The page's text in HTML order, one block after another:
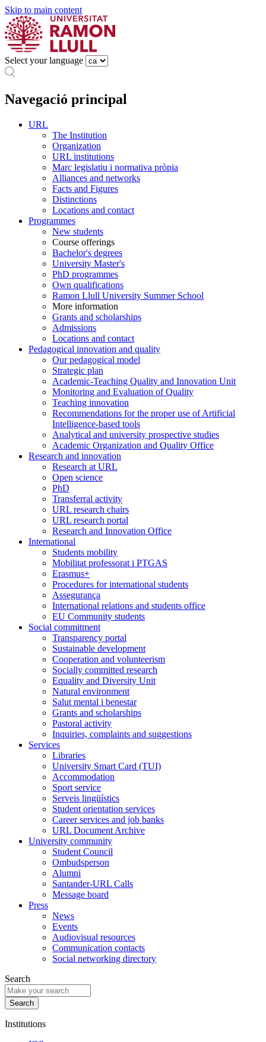
Skip to main content
Select your language
Navegació principal
URL
The Institution
Organization
URL institutions
Marc legislatiu i normativa pròpia
Alliances and networks
Facts and Figures
Distinctions
Locations and contact
Programmes
New students
Course offerings
Bachelor's degrees
University Master's
PhD programmes
Own qualifications
Ramon Llull University Summer School
More information
Grants and scholarships
Admissions
Locations and contact
Pedagogical innovation and quality
Our pedagogical model
Strategic plan
Academic-Teaching Quality and Innovation Unit
Monitoring and Evaluation of Quality
Teaching innovation
Recommendations for the proper use of Artificial
Intelligence-based tools
Analytical and university prospective studies
Academic Organization and Quality Office
Research and innovation
Research at URL
Open science
PhD
Transferral activity
URL research chairs
URL research portal
Research and Innovation Office
International
Students mobility
Mobilitat professorat i PTGAS
Erasmus+
Procedures for international students
Assegurança
International relations and students office
EU Community students
Social commitment
Transparency portal
Sustainable development
Cooperation and volunteerism
Socially committed research
Equality and Diversity Unit
Natural environment
Salut mental i benestar
Grants and scholarships
Pastoral activity
Inquiries, complaints and suggestions
Services
Libraries
University Smart Card (TUI)
Accommodation
Sport service
Serveis lingüístics
Student orientation services
Career services and job banks
URL Document Archive
University community
Student Council
Ombudsperson
Alumni
Santander-URL Calls
Message board
Press
News
Events
Audiovisual resources
Communication contacts
Social networking directory
Search
Institutions